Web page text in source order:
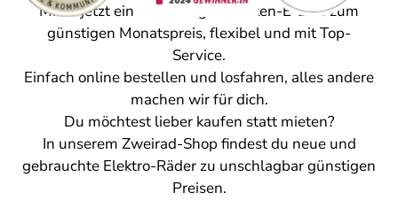
Miete jetzt ein neuwertiges Marken-E-Bike zum
günstigen Monatspreis, flexibel und mit Top-
Service.
Einfach online bestellen und losfahren, alles andere
machen wir für dich.
Du möchtest lieber kaufen statt mieten?
In unserem Zweirad-Shop findest du neue und
gebrauchte Elektro-Räder zu unschlagbar günstigen
Preisen.